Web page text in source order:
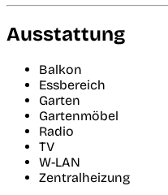
Ausstattung
Balkon
Essbereich
Garten
Gartenmöbel
Radio
TV
W-LAN
Zentralheizung